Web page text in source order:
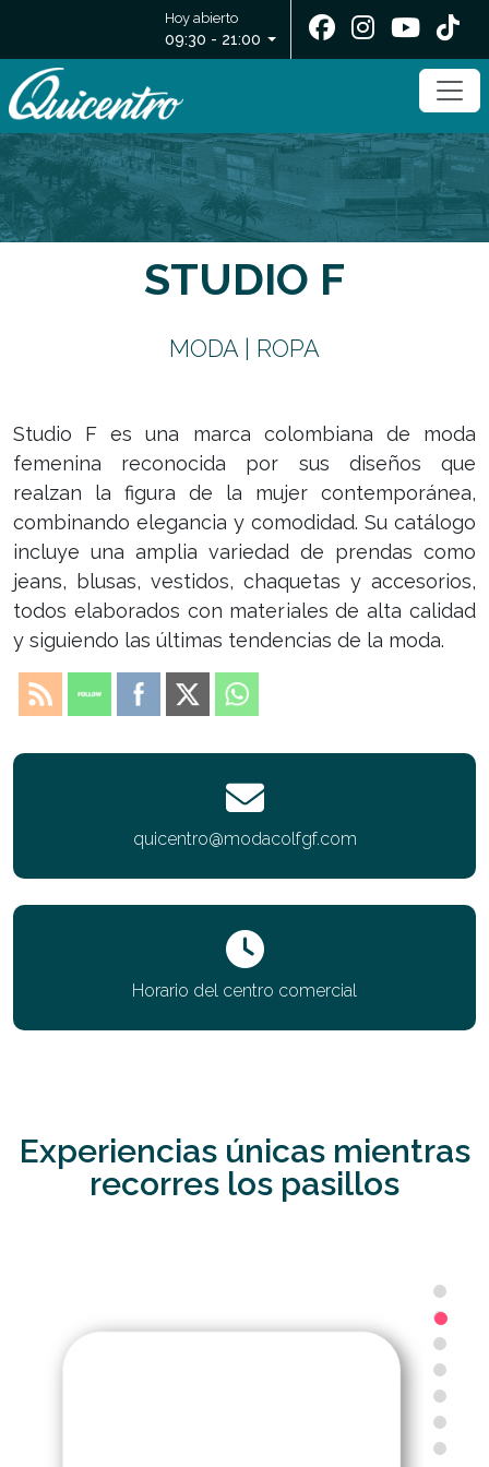
Hoy abierto
09:30 - 21:00
STUDIO F
MODA | ROPA
Studio F es una marca colombiana de moda
femenina reconocida por sus diseños que
realzan la figura de la mujer contemporánea,
combinando elegancia y comodidad. Su catálogo
incluye una amplia variedad de prendas como
jeans, blusas, vestidos, chaquetas y accesorios,
todos elaborados con materiales de alta calidad
y siguiendo las últimas tendencias de la moda.
quicentro@modacolfgf.com
Horario del centro comercial
Experiencias únicas mientras
recorres los pasillos